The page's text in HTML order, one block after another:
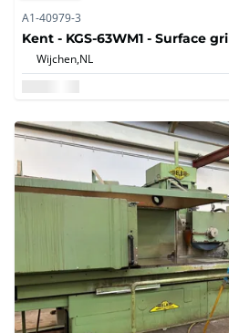
A1-40979-3
Kent - KGS-63WM1 - Surface
Wijchen,NL